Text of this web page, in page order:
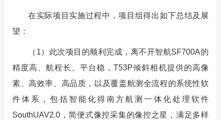
在实际项目实施过程中，项目组得出如下总结及展
望：
（1）此次项目的顺利完成，离不开智航SF700A的
精度高、航程长、平台稳，T53P倾斜相机提供的高像
素、高效率、高品质，以及覆盖航测全流程的系统性软
件体系，包括智能化得南方航测一体化处理软件
SouthUAV2.0，简便式像控采集的像控之星，满足多样